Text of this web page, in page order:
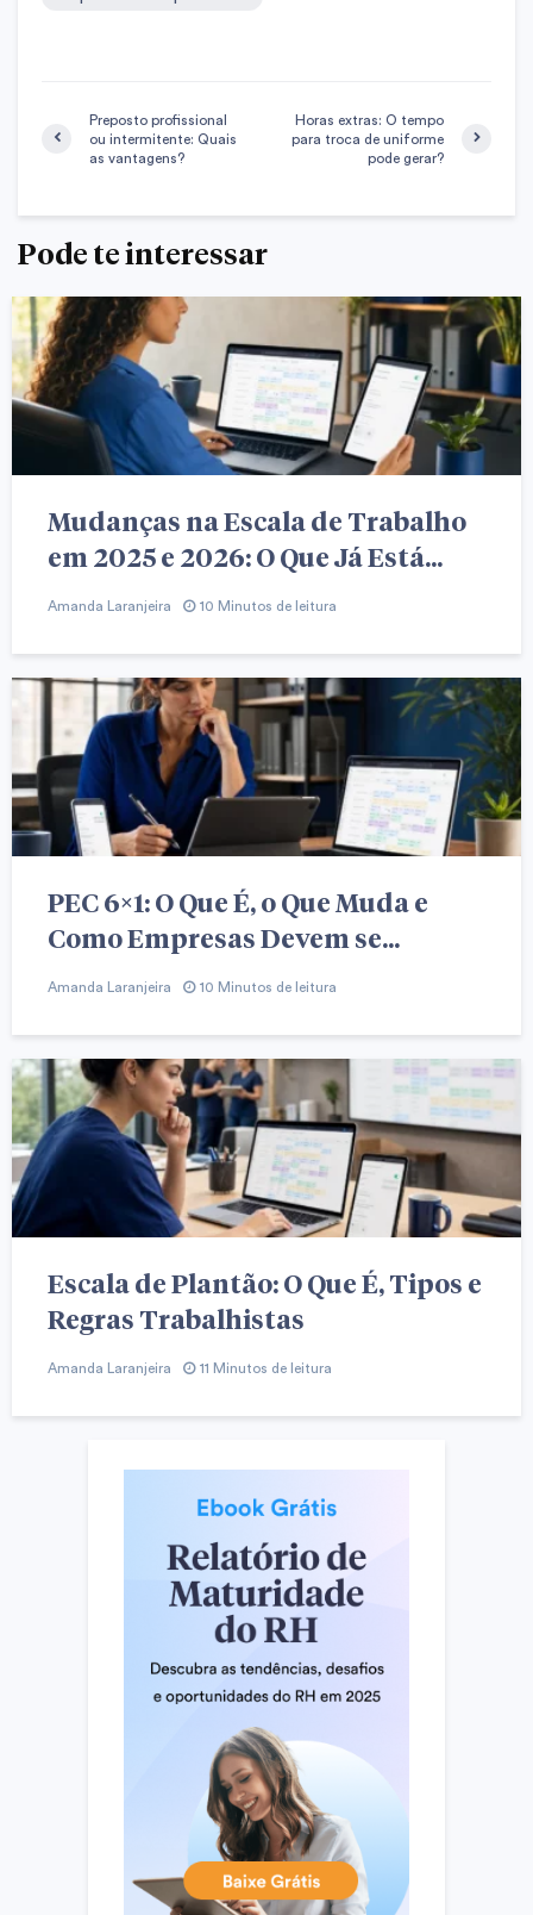
Preposto profissional
ou intermitente: Quais
as vantagens?
Horas extras: O tempo
para troca de uniforme
pode gerar?
Pode te interessar
Mudanças na Escala de Trabalho
em 2025 e 2026: O Que Já Está...
Amanda Laranjeira 10 Minutos de leitura
PEC 6×1: O Que É, o Que Muda e
Como Empresas Devem se...
Amanda Laranjeira 10 Minutos de leitura
Escala de Plantão: O Que É, Tipos e
Regras Trabalhistas
Amanda Laranjeira 11 Minutos de leitura